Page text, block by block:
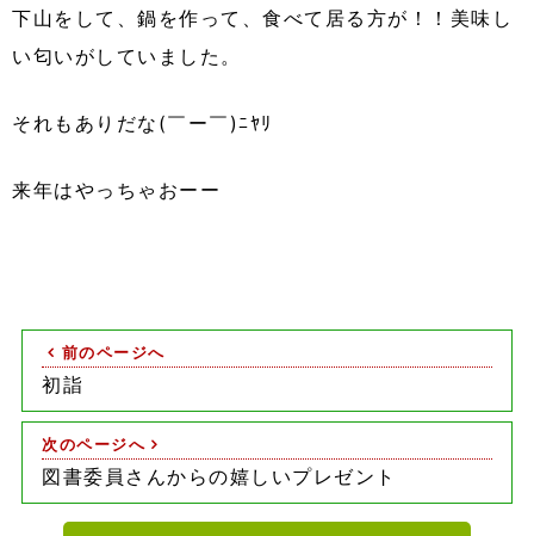
下山をして、鍋を作って、食べて居る方が！！美味し
い匂いがしていました。
それもありだな(￣ー￣)ﾆﾔﾘ
来年はやっちゃおーー
前のページへ
初詣
次のページへ
図書委員さんからの嬉しいプレゼント